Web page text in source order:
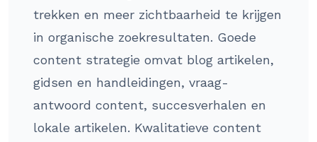
trekken en meer zichtbaarheid te krijgen
in organische zoekresultaten. Goede
content strategie omvat blog artikelen,
gidsen en handleidingen, vraag-
antwoord content, succesverhalen en
lokale artikelen. Kwalitatieve content